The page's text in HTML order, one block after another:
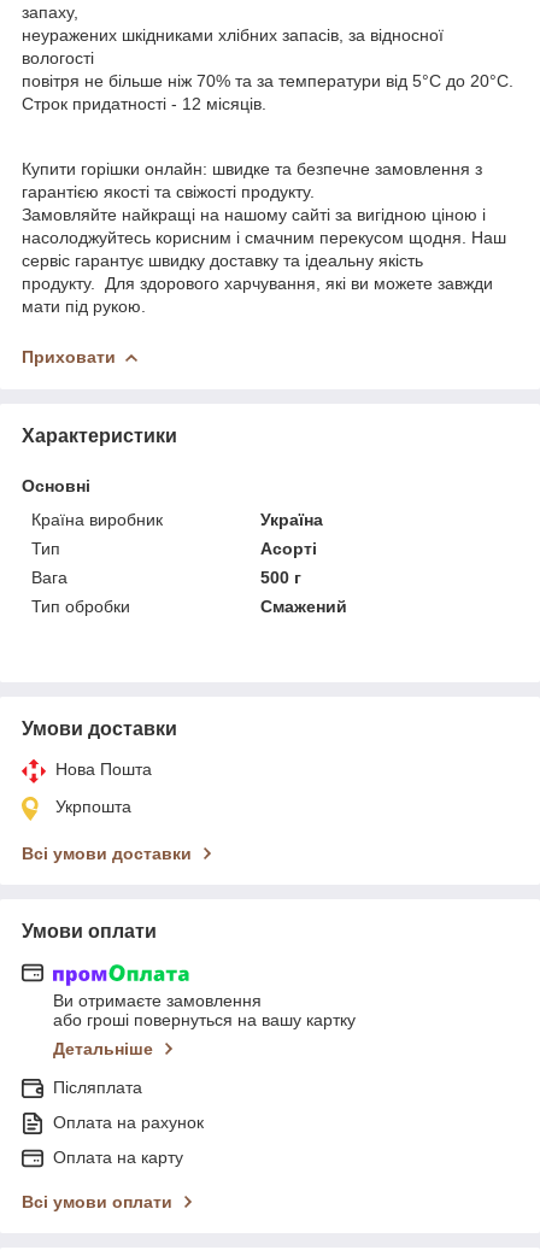
запаху,
неуражених шкідниками хлібних запасів, за відносної
вологості
повітря не більше ніж 70% та за температури від 5°С до 20°С.
Строк придатності - 12 місяців.
Купити горішки онлайн: швидке та безпечне замовлення з
гарантією якості та свіжості продукту.
Замовляйте найкращі на нашому сайті за вигідною ціною і
насолоджуйтесь корисним і смачним перекусом щодня. Наш
сервіс гарантує швидку доставку та ідеальну якість
продукту. Для здорового харчування, які ви можете завжди
мати під рукою.
Приховати
Характеристики
Основні
Країна виробник
Україна
Тип
Асорті
Вага
500 г
Тип обробки
Смажений
Умови доставки
Нова Пошта
Укрпошта
Всі умови доставки
Умови оплати
Ви отримаєте замовлення
або гроші повернуться на вашу картку
Детальніше
Післяплата
Оплата на рахунок
Оплата на карту
Всі умови оплати